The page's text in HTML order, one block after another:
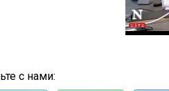
с нами: